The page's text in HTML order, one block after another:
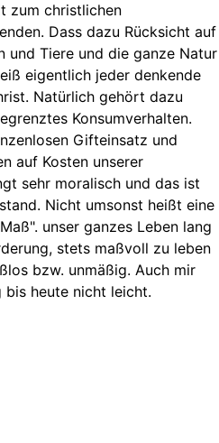
zum christlichen
Dass dazu Rücksicht auf
und Tiere und die ganze Natur
eigentlich jeder denkende
Natürlich gehört dazu
Konsumverhalten.
Gifteinsatz und
auf Kosten unserer
sehr moralisch und das ist
Nicht umsonst heißt eine
unser ganzes Leben lang
stets maßvoll zu leben
bzw. unmäßig. Auch mir
heute nicht leicht.